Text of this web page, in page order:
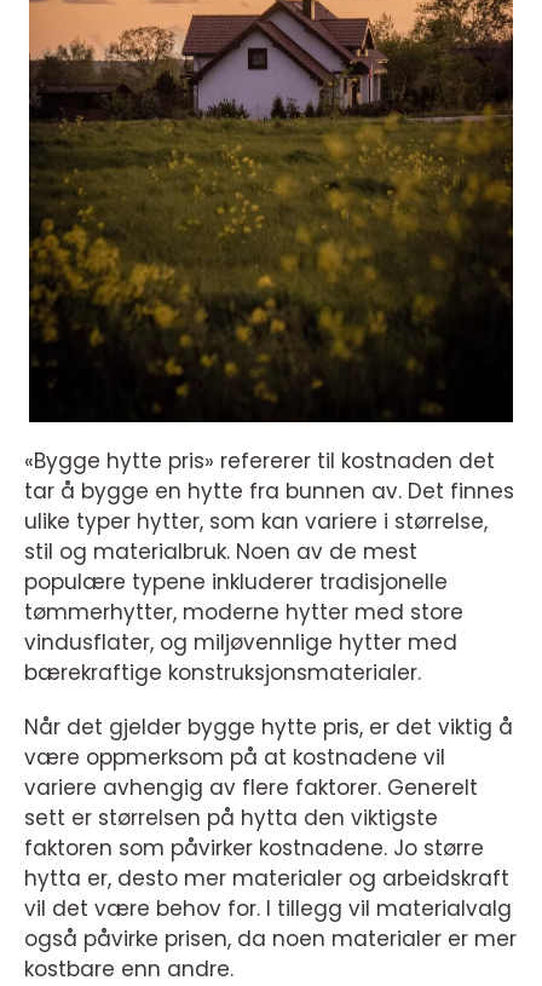
«Bygge hytte pris» refererer til kostnaden det
tar å bygge en hytte fra bunnen av. Det finnes
ulike typer hytter, som kan variere i størrelse,
stil og materialbruk. Noen av de mest
populære typene inkluderer tradisjonelle
tømmerhytter, moderne hytter med store
vindusflater, og miljøvennlige hytter med
bærekraftige konstruksjonsmaterialer.
Når det gjelder bygge hytte pris, er det viktig å
være oppmerksom på at kostnadene vil
variere avhengig av flere faktorer. Generelt
sett er størrelsen på hytta den viktigste
faktoren som påvirker kostnadene. Jo større
hytta er, desto mer materialer og arbeidskraft
vil det være behov for. I tillegg vil materialvalg
også påvirke prisen, da noen materialer er mer
kostbare enn andre.